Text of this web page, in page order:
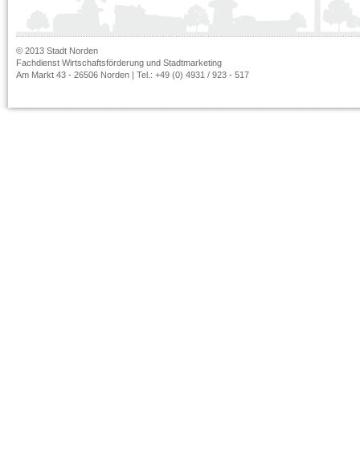
© 2013 Stadt Norden
Fachdienst Wirtschaftsförderung und Stadtmarketing
Am Markt 43 - 26506 Norden | Tel.: +49 (0) 4931 / 923 - 517